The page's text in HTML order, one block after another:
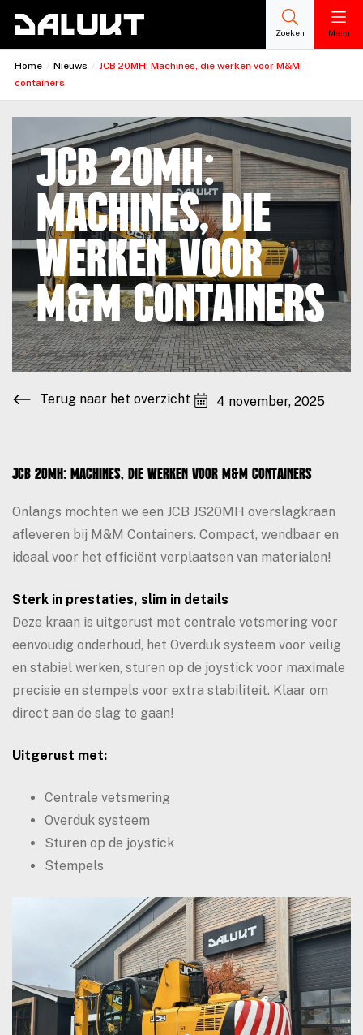
Zoeken Menu
Home / Nieuws / JCB 20MH: Machines, die werken voor M&M
containers
JCB 20MH:
Machines, die
werken voor
M&M containers
Terug naar het overzicht 4 november, 2025
JCB 20MH: Machines, die werken voor M&M containers
Onlangs mochten we een JCB JS20MH overslagkraan
afleveren bij M&M Containers. Compact, wendbaar en
ideaal voor het efficiënt verplaatsen van materialen!
Sterk in prestaties, slim in details
Deze kraan is uitgerust met centrale vetsmering voor
eenvoudig onderhoud, het Overduk systeem voor veilig
en stabiel werken, sturen op de joystick voor maximale
precisie en stempels voor extra stabiliteit. Klaar om
direct aan de slag te gaan!
Uitgerust met:
Centrale vetsmering
Overduk systeem
Sturen op de joystick
Stempels